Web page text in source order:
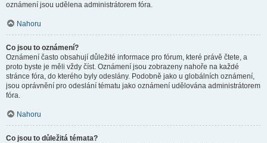
oznámení jsou udělena administrátorem fóra.
Nahoru
Co jsou to oznámení?
Oznámení často obsahují důležité informace pro fórum, které právě čtete, a
proto byste je měli vždy číst. Oznámení jsou zobrazeny nahoře na každé
stránce fóra, do kterého byly odeslány. Podobně jako u globálních oznámení,
jsou oprávnění pro odeslání tématu jako oznámení udělována administrátorem
fóra.
Nahoru
Co jsou to důležitá témata?